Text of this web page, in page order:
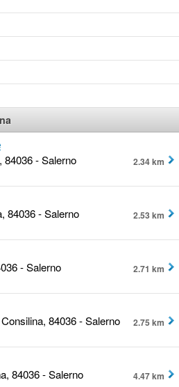
84036 - Salerno
2.34 km
84036 - Salerno
2.53 km
- Salerno
2.71 km
84036 - Salerno
2.75 km
84036 - Salerno
4.47 km